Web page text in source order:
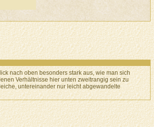
nach oben besonders stark aus, wie man sich
Verhältnisse hier unten zweitrangig sein zu
untereinander nur leicht abgewandelte